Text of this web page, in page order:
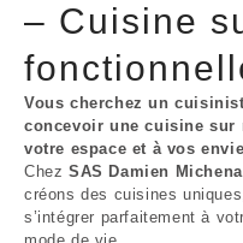
– Cuisine
Vous cherchez un
concevoir une cuisine sur
votre espace et à vos
Chez SAS Damien
créons des cuisines
s’intégrer parfaitement à